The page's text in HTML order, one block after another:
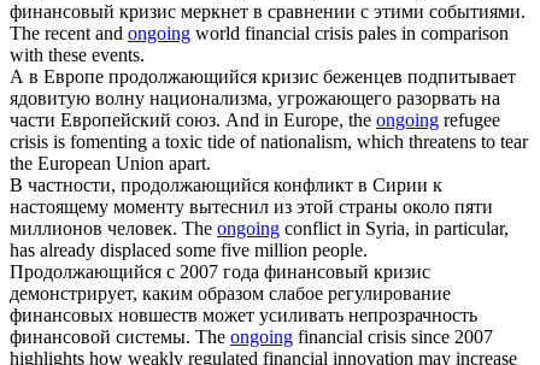
финансовый кризис меркнет в сравнении с этими событиями.
The recent and ongoing world financial crisis pales in comparison
with these events.
А в Европе продолжающийся кризис беженцев подпитывает
ядовитую волну национализма, угрожающего разорвать на
части Европейский союз. And in Europe, the ongoing refugee
crisis is fomenting a toxic tide of nationalism, which threatens to tear
the European Union apart.
В частности, продолжающийся конфликт в Сирии к
настоящему моменту вытеснил из этой страны около пяти
миллионов человек. The ongoing conflict in Syria, in particular,
has already displaced some five million people.
Продолжающийся с 2007 года финансовый кризис
демонстрирует, каким образом слабое регулирование
финансовых новшеств может усиливать непрозрачность
финансовой системы. The ongoing financial crisis since 2007
highlights how weakly regulated financial innovation may increase